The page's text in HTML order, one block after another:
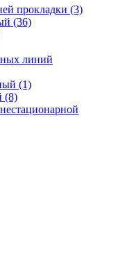
прокладки (3)
(36)
линий
(1)
(8)